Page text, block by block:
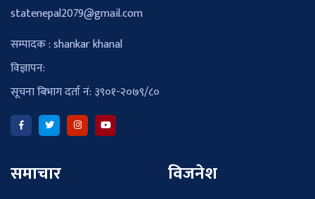
statenepal2079@gmail.com
सम्पादक : shankar khanal
विज्ञापन:
सूचना बिभाग दर्ता नं: ३९०१-२०७९/८०
समाचार विजनेश